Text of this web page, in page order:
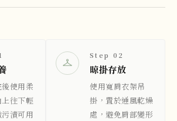
使用柔
往下輕
漬可用
Step 02
晾掛存放
使用寬肩衣架吊
掛，置於通風乾燥
處，避免肩部變形